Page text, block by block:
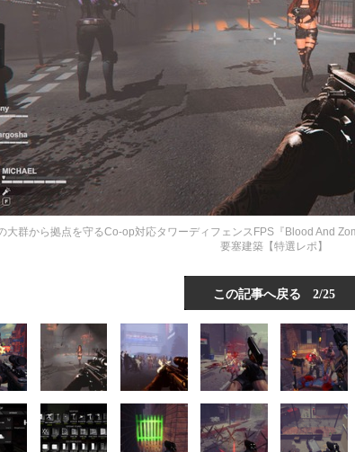
大群から拠点を守るCo-op対応タワーディフェンスFPS『Blood And
要塞建築【特選レポ】
この記事へ戻る 2/25